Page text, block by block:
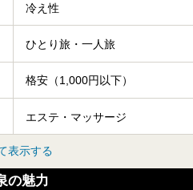
冷え性
ひとり旅・一人旅
格安（1,000円以下）
エステ・マッサージ
表示する
の魅力